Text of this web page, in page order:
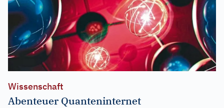
Wissenschaft
Abenteuer Quanteninternet